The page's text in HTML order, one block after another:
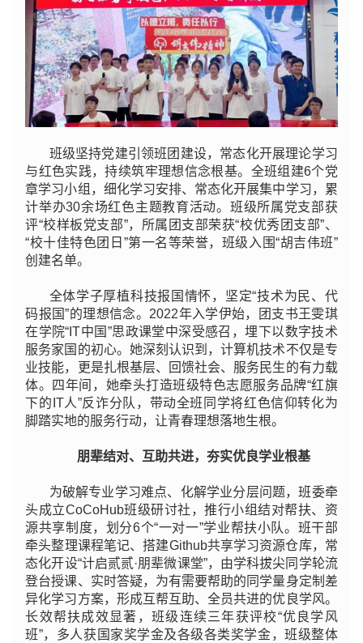
班级坚持党建引领班团建设，常态化开展理论学习
与红色实践，持续筑牢理想信念根基。全班组建6个党
章学习小组，细化学习安排、常态化开展集中学习，累
计举办30余场红色主题教育活动。班级所属党支部获
评“校样板党支部”，所属团支部荣获“校优秀团支部”、
“校十佳特色团日”第一名等荣誉，班级入围“胡吉伟班”
创建名单。
全体学子厚植科技报国情怀，坚定“技术为民、代
码报国”的理想信念。2022年入学伊始，团支书王雯琪
在学院“IT中国”思政课堂中深受感召，埋下以数字技术
服务家国的初心。她深刻认识到，计算机技术不仅是专
业技能，更是扎根基层、回馈社会、服务民生的有力载
体。四年间，她牵头打造班级特色志愿服务品牌“红旗
下的IT人”反诈分队，带动全班同学将红色信仰转化为
脚踏实地的服务行动，让青春理想落地生根。
朋辈结对、互助共进，夯实优良学业根基
为破解专业学习难点、化解学业分层问题，班委牵
头成立CoCoHub班级研讨社，推行小组结对帮扶、资
源共享制度，划分6个“一对一”学业帮扶小队。班干部
牵头整理课程笔记、搭建Github共享学习资源仓库，常
态化开设“计启贰贰·朋辈微课堂”，由学科拔尖同学轮流
登台授课、实时答疑，为有需要帮助的同学量身定制差
异化学习方案，形成互帮互助、全员共进的优良学风。
长效帮扶成效显著，班级连续三年获评校“优良学风
班”，多人获国家奖学金及各级各类奖学金，班级整体